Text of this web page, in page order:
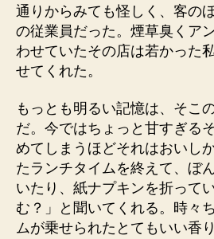
通りからみても怪しく、客の
の従業員だった。煙草臭くア
わせていたその店は若かった
せてくれた。
もっとも明るい記憶は、そこ
だ。今ではちょっと甘すぎる
めてしまうほどそれはおいし
たランチタイムを終えて、ぼ
いたり、紙ナプキンを折って
む？」と聞いてくれる。時々
ムが乗せられたとてもいい香